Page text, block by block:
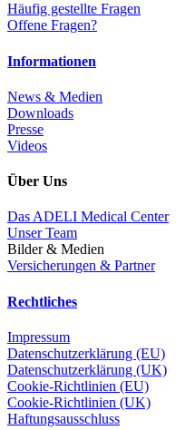
Häufig gestellte Fragen
Offene Fragen?
Informationen
News & Medien
Downloads
Presse
Videos
Über Uns
Das ADELI Medical Center
Unser Team
Bilder & Medien
Versicherungen & Partner
Rechtliches
Impressum
Datenschutzerklärung (EU)
Datenschutzerklärung (UK)
Cookie-Richtlinien (EU)
Cookie-Richtlinien (UK)
Haftungsausschluss